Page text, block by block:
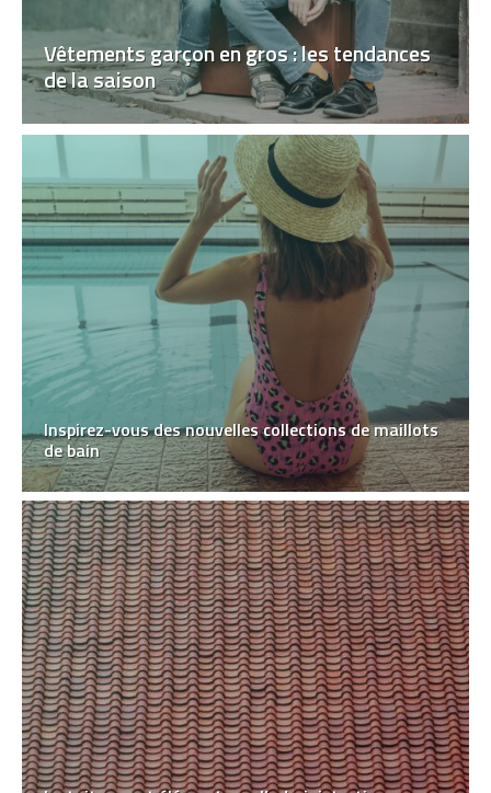
Vêtements garçon en gros : les tendances
de la saison
Inspirez-vous des nouvelles collections de maillots
de bain